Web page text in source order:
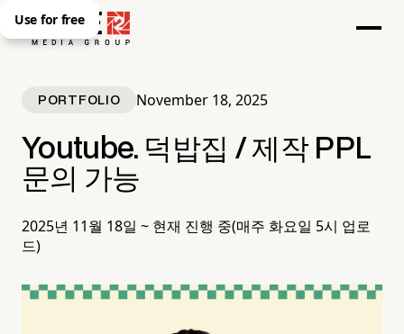
Use for free
PORTFOLIO November 18, 2025
Youtube. 덕밥집 / 제작 PPL
문의 가능
2025년 11월 18일 ~ 현재 진행 중(매주 화요일 5시 업로
드)